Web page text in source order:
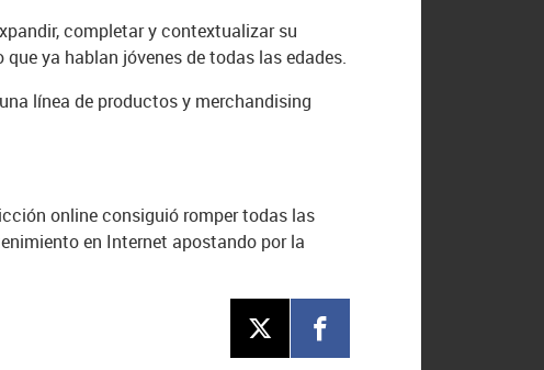
completar y contextualizar su
ya hablan jóvenes de todas las edades.
línea de productos y merchandising
online consiguió romper todas las
en Internet apostando por la